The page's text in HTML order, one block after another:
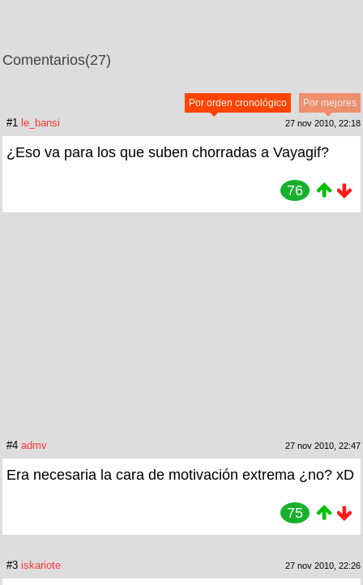
Comentarios(27)
Por mejores
Por orden cronológico
#1 le_bansi 27 nov 2010, 22:18
¿Eso va para los que suben chorradas a Vayagif?
76
#4 admv 27 nov 2010, 22:47
Era necesaria la cara de motivación extrema ¿no? xD
75
#3 iskariote 27 nov 2010, 22:26